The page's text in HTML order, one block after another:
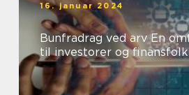
16. januar 2024
Bunfradrag ved arv En omfattende guide
til investorer og finansfolk